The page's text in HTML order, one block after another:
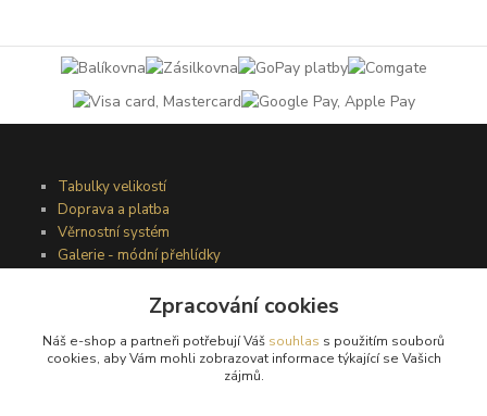
Tabulky velikostí
Doprava a platba
Věrnostní systém
Galerie - módní přehlídky
Podmínky užití webového rozhraní
Obchodní podmínky
Zpracování cookies
Náš e-shop a partneři potřebují Váš souhlas s použitím souborů
cookies, aby Vám mohli zobrazovat informace týkající se Vašich
zájmů.